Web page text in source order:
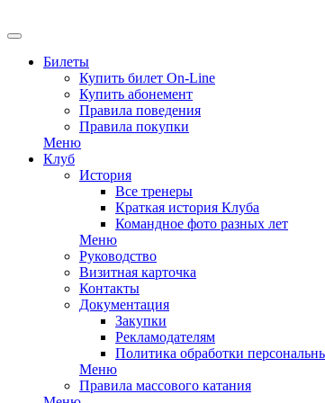
Билеты
Купить билет On-Line
Купить абонемент
Правила поведения
Правила покупки
Меню
Клуб
История
Все тренеры
Краткая история Клуба
Командное фото разных лет
Меню
Руководство
Визитная карточка
Контакты
Документация
Закупки
Рекламодателям
Политика обработки
Меню
Правила массового катания